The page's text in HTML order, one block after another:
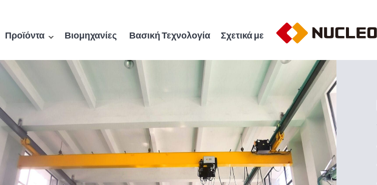
Προϊόντα Βιομηχανίες Βασική Τεχνολογία Σχετικά με